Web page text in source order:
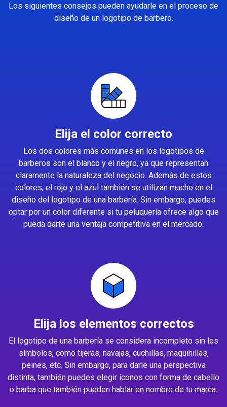
Los siguientes consejos pueden ayudarle en el proceso de
diseño de un logotipo de barbero.
Elija el color correcto
Los dos colores más comunes en los logotipos de
barberos son el blanco y el negro, ya que representan
claramente la naturaleza del negocio. Además de estos
colores, el rojo y el azul también se utilizan mucho en el
diseño del logotipo de una barbería. Sin embargo, puedes
optar por un color diferente si tu peluquería ofrece algo que
pueda darte una ventaja competitiva en el mercado.
Elija los elementos correctos
El logotipo de una barbería se considera incompleto sin los
símbolos, como tijeras, navajas, cuchillas, maquinillas,
peines, etc. Sin embargo, para darle una perspectiva
distinta, también puedes elegir íconos con forma de cabello
o barba que también pueden hablar en nombre de tu marca.